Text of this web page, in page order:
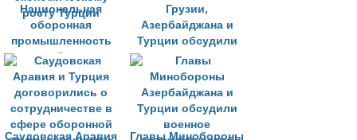
Национальная
оборонная
промышленность
способствует
экономическому
росту Турции
Грузии,
Азербайджана и
Турции обсудили
сотрудничество
Саудовская Аравия Главы Минобороны